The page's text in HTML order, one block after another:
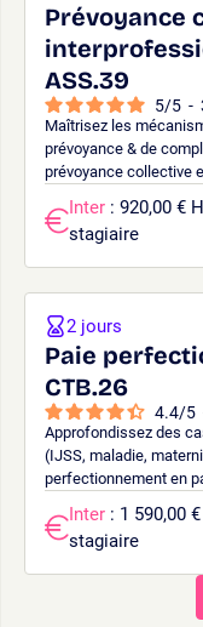
Prévoyance
ASS.39
5/5 -
Maîtrisez les
prévoyance & de
prévoyance collective
Inter : 920,00 €
stagiaire
Paie
CTB.26
4.4/5
Approfondissez des
(IJSS, maladie,
perfectionnement en
2 jours
Inter : 1 590,00
stagiaire